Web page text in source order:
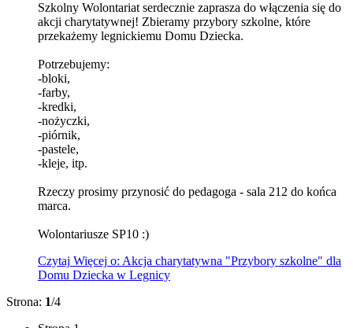
Szkolny Wolontariat serdecznie zaprasza do włączenia się do
akcji charytatywnej! Zbieramy przybory szkolne, które
przekażemy legnickiemu Domu Dziecka.
Potrzebujemy:
-bloki,
-farby,
-kredki,
-nożyczki,
-piórnik,
-pastele,
-kleje, itp.
Rzeczy prosimy przynosić do pedagoga - sala 212 do końca
marca.
Wolontariusze SP10 :)
Czytaj Więcej o: Akcja charytatywna "Przybory szkolne" dla
Domu Dziecka w Legnicy
Strona: 1/4